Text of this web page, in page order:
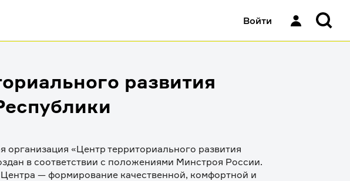
Войти
развития
организация «Центр территориального развития
в соответствии с положениями Минстроя России.
Центра — формирование качественной, комфортной и